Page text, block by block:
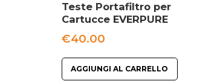
Teste Portafiltro per
Cartucce EVERPURE
€40.00
AGGIUNGI AL CARRELLO